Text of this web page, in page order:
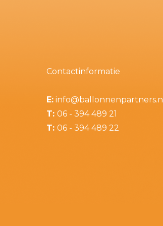
Contactinformatie
E: info@ballonnenpartners.nl
T: 06 - 394 489 21
T: 06 - 394 489 22